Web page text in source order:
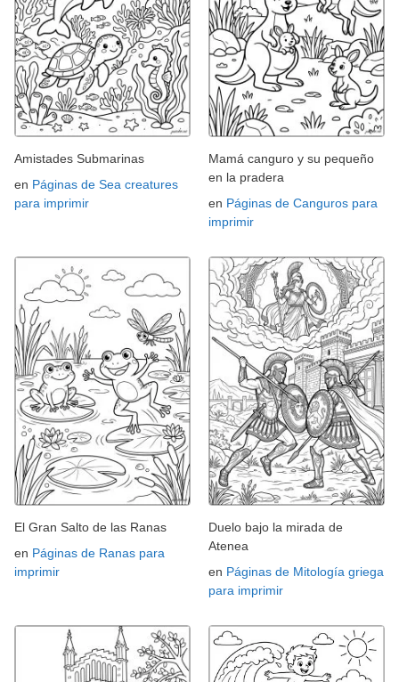
Amistades Submarinas
en Páginas de Sea creatures
para imprimir
Mamá canguro y su pequeño
en la pradera
en Páginas de Canguros para
imprimir
El Gran Salto de las Ranas
en Páginas de Ranas para
imprimir
Duelo bajo la mirada de
Atenea
en Páginas de Mitología griega
para imprimir